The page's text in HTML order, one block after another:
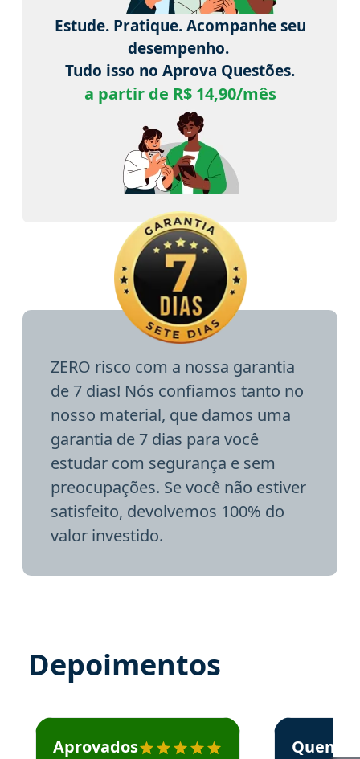
Estude. Pratique. Acompanhe seu
desempenho.
Tudo isso no Aprova Questões.
a partir de R$ 14,90/mês
ZERO risco com a nossa garantia
de 7 dias! Nós confiamos tanto no
nosso material, que damos uma
garantia de 7 dias para você
estudar com segurança e sem
preocupações. Se você não estiver
satisfeito, devolvemos 100% do
valor investido.
Depoimentos
Estudante José recomenda o Aprova Concursos em
Aprovados
Estudante
Quem